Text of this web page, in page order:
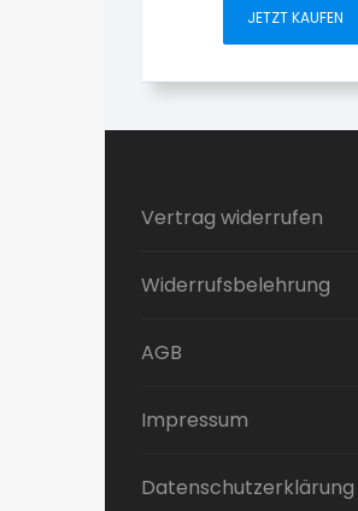
JETZT KAUFEN
Vertrag widerrufen
Widerrufsbelehrung
AGB
Impressum
Datenschutzerklärung